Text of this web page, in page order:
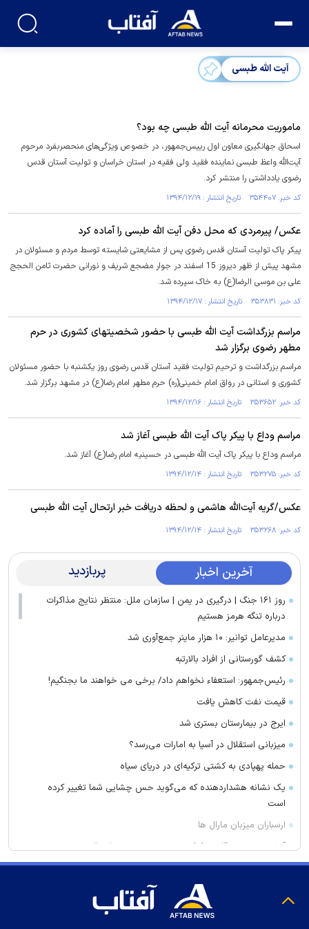
آیت الله طبسی
ماموریت محرمانه آیت الله طبسی چه بود؟
اسحاق جهانگیری معاون اول رییس‌جمهور، در خصوص ویژگی‌های منحصربفرد مرحوم
آیت‌الله واعظ طبسی نماینده فقید ولی فقیه در استان خراسان و تولیت آستان قدس
رضوی یادداشتی را منتشر کرد.
کد خبر: ۳۵۴۴۰۷ تاریخ انتشار : ۱۳۹۴/۱۲/۱۹
عکس/ پیرمردی که محل دفن آیت الله طبسی را آماده کرد
پیکر پاک تولیت آستان قدس رضوی پس از مشایعتی شایسته توسط مردم و مسئولان در
مشهد پیش از ظهر دیروز 15 اسفند در جوار مضجع شریف و نورانی حضرت ثامن الحجج
علی بن موسی الرضا(ع) به خاک سپرده شد.
کد خبر: ۳۵۳۸۳۱ تاریخ انتشار : ۱۳۹۴/۱۲/۱۷
مراسم بزرگداشت آیت الله طبسی با حضور شخصیتهای کشوری در حرم
مطهر رضوی برگزار شد
مراسم بزرگداشت و ترحیم تولیت فقید آستان قدس رضوی روز یکشنبه با حضور مسئولان
کشوری و استانی در رواق امام خمینی(ره) حرم مطهر امام رضا(ع) در مشهد برگزار شد.
کد خبر: ۳۵۳۶۵۲ تاریخ انتشار : ۱۳۹۴/۱۲/۱۶
مراسم وداع با پیکر پاک آیت الله طبسی آغاز شد
مراسم وداع با پیکر پاک آیت الله طبسی در حسینیه امام رضا(ع) آغاز شد.
کد خبر: ۳۵۳۲۷۵ تاریخ انتشار : ۱۳۹۴/۱۲/۱۴
عکس/گريه آیت‌الله هاشمی و لحظه دریافت خبر ارتحال آیت الله طبسی
کد خبر: ۳۵۳۲۶۸ تاریخ انتشار : ۱۳۹۴/۱۲/۱۴
آخرین اخبار پربازدید
روز ۱۶۱ جنگ | درگیری در یمن | سازمان ملل: منتظر نتایج مذاکرات
درباره تنگه هرمز هستیم
مدیرعامل توانیر: ۱۰ هزار ماینر جمع‌آوری شد
کشف گورستانی از افراد بالارتبه
رئیس‌جمهور: استعفاء نخواهم داد/ برخی می خواهند ما بجنگیم!
قیمت نفت کاهش یافت
ایرج در بیمارستان بستری شد
میزبانی استقلال در آسیا به امارات می‌رسد؟
حمله پهپادی به کشتی ترکیه‌ای در دریای سیاه
یک نشانه هشداردهنده که می‌گوید حس چشایی شما تغییر کرده
است
ارسباران میزبان مارال ها
آتش‌سوزی دستگاه خنک‌کننده در محدوده زیر پل عالی‌نسب تبریز
واکنش بقائی به سخنان ترامپ
وزیر خزانه داری آمریکا: در دو سال آینده تنگه هرمز بی‌اهمیت خواهد
شد